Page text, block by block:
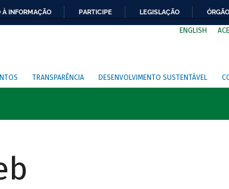
À INFORMAÇÃO PARTICIPE LEGISLAÇÃO
ENGLISH
TRANSPARÊNCIA DESENVOLVIMENTO SUSTENTÁVEL